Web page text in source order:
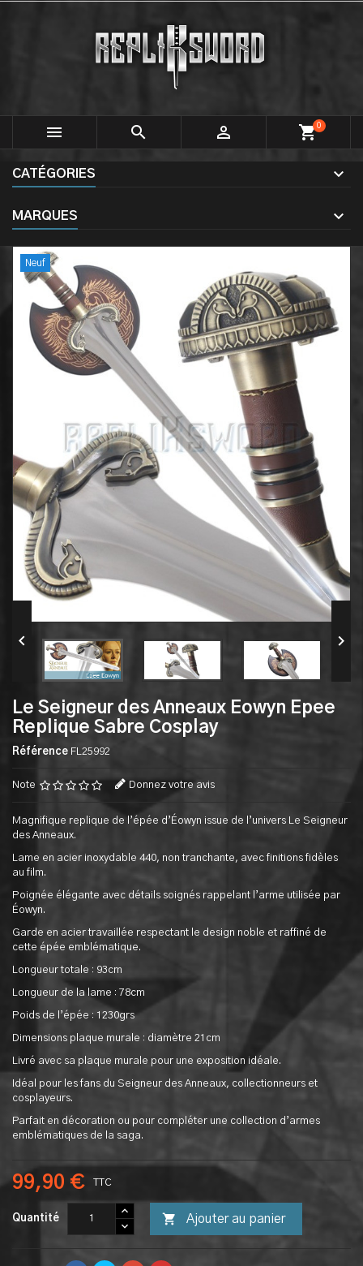
   shopping_cart0
CATÉGORIES
MARQUES
Neuf
 
Le Seigneur des Anneaux Eowyn Epee
Replique Sabre Cosplay
Référence FL25992
Note Donnez votre avis
Magnifique replique de l’épée d’Éowyn issue de l’univers Le Seigneur
des Anneaux.
Lame en acier inoxydable 440, non tranchante, avec finitions fidèles
au film.
Poignée élégante avec détails soignés rappelant l’arme utilisée par
Éowyn.
Garde en acier travaillée respectant le design noble et raffiné de
cette épée emblématique.
Longueur totale : 93cm
Longueur de la lame : 78cm
Poids de l’épée : 1230grs
Dimensions plaque murale : diamètre 21cm
Livré avec sa plaque murale pour une exposition idéale.
Idéal pour les fans du Seigneur des Anneaux, collectionneurs et
cosplayeurs.
Parfait en décoration ou pour compléter une collection d’armes
emblématiques de la saga.
99,90 € TTC
Quantité  Ajouter au panier